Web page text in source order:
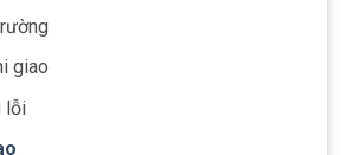
giao
lỗi